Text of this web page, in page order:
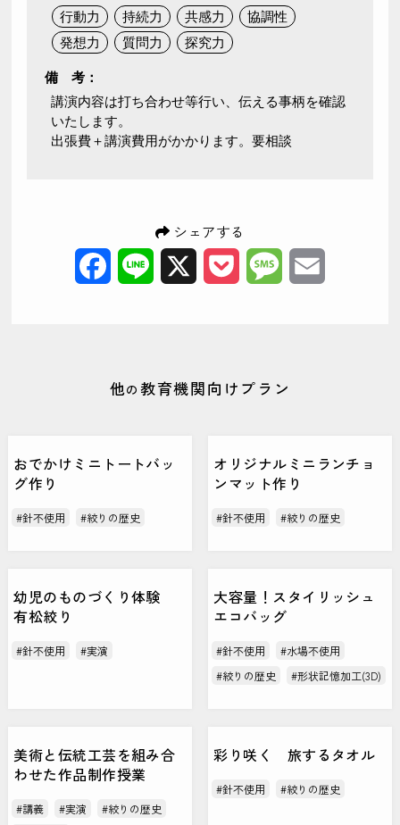
行動力
持続力 共感力
協調性
発想力
質問力 探究力
備 考：
講演内容は打ち合わせ等行い、伝える事柄を確認
いたします。
出張費＋講演費用がかかります。要相談
シェアする
Facebook
Line Pocket Message
他の教育機関向けプラン
おでかけミニトートバッ
グ作り
#針不使用 #絞りの歴史
オリジナルミニランチョ
ンマット作り
#針不使用 #絞りの歴史
幼児のものづくり体験
有松絞り
#針不使用 #実演
大容量！スタイリッシュ
エコバッグ
#針不使用
#水場不使用
#絞りの歴史
#形状記憶加工(3D)
美術と伝統工芸を組み合
わせた作品制作授業
#講義 #実演
#絞りの歴史
彩り咲く 旅するタオル
#針不使用 #絞りの歴史